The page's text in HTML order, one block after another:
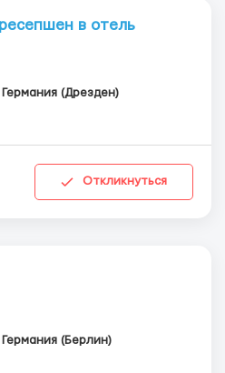
в отель
Германия (Дрезден)
Откликнуться
Германия (Берлин)